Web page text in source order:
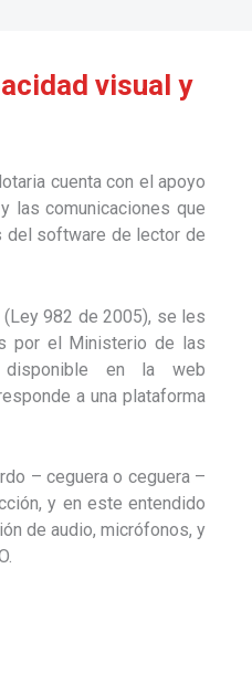
visual y
cuenta con el apoyo
las comunicaciones que
del software de lector de
982 de 2005), se les
por el Ministerio de las
disponible en la web
a una plataforma
– ceguera o ceguera –
y en este entendido
de audio, micrófonos, y